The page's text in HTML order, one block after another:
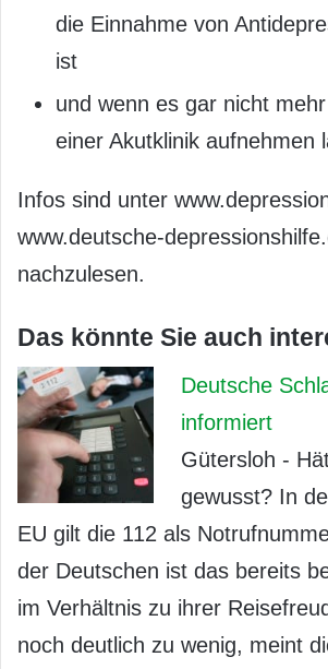
die Einnahme von
ist
und wenn es gar nicht
einer Akutklinik aufnehmen
Infos sind unter
www.deutsche-
nachzulesen.
Das könnte Sie auch
Deutsche
informiert
Gütersloh -
gewusst? In
EU gilt die 112 als
der Deutschen ist das bereits
im Verhältnis zu ihrer
noch deutlich zu wenig, meint